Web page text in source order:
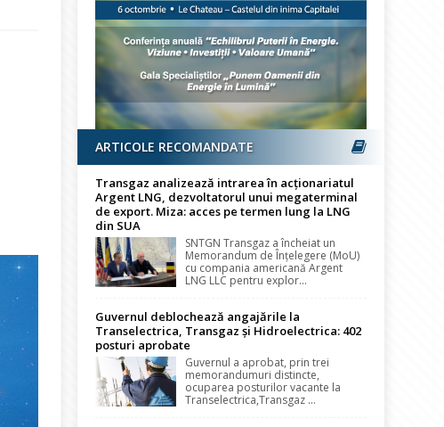
ARTICOLE RECOMANDATE
Transgaz analizează intrarea în acționariatul
Argent LNG, dezvoltatorul unui megaterminal
de export. Miza: acces pe termen lung la LNG
din SUA
SNTGN Transgaz a încheiat un
Memorandum de Înțelegere (MoU)
cu compania americană Argent
LNG LLC pentru explor...
Guvernul deblochează angajările la
Transelectrica, Transgaz și Hidroelectrica: 402
posturi aprobate
Guvernul a aprobat, prin trei
memorandumuri distincte,
ocuparea posturilor vacante la
Transelectrica,Transgaz ...